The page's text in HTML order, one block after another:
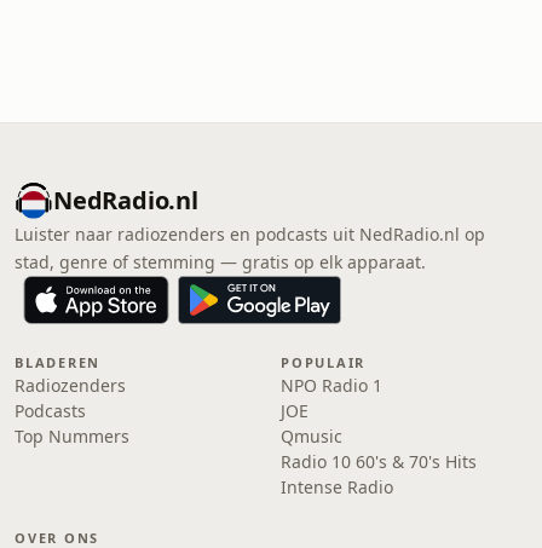
NedRadio.nl
Luister naar radiozenders en podcasts uit NedRadio.nl op
stad, genre of stemming — gratis op elk apparaat.
BLADEREN
Radiozenders
Podcasts
Top Nummers
POPULAIR
NPO Radio 1
JOE
Qmusic
Radio 10 60's & 70's Hits
Intense Radio
OVER ONS